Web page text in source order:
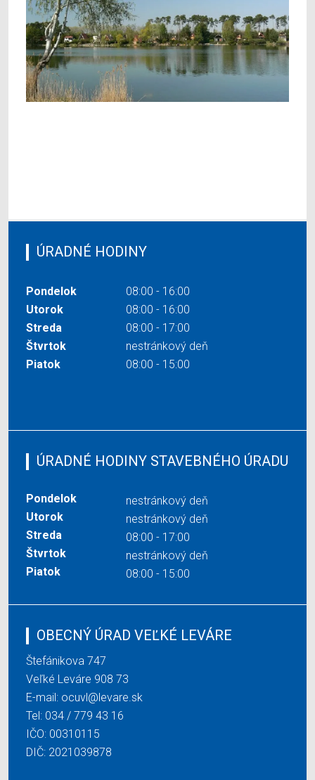
ÚRADNÉ HODINY
Pondelok
08:00 - 16:00
Utorok
08:00 - 16:00
Streda
08:00 - 17:00
Štvrtok
nestránkový deň
Piatok
08:00 - 15:00
ÚRADNÉ HODINY STAVEBNÉHO ÚRADU
Pondelok
nestránkový deň
Utorok
nestránkový deň
Streda
08:00 - 17:00
Štvrtok
nestránkový deň
Piatok
08:00 - 15:00
OBECNÝ ÚRAD VEĽKÉ LEVÁRE
Štefánikova 747
Veľké Leváre 908 73
E-mail: ocuvl@levare.sk
Tel: 034 / 779 43 16
IČO: 00310115
DIČ: 2021039878